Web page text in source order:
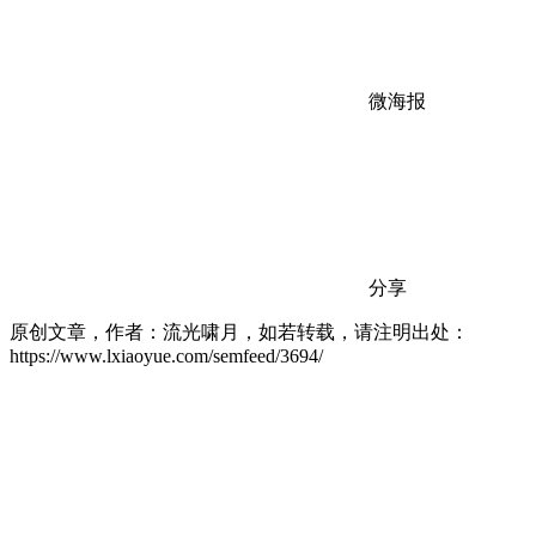
微海报
分享
原创文章，作者：流光啸月，如若转载，请注明出处：
https://www.lxiaoyue.com/semfeed/3694/